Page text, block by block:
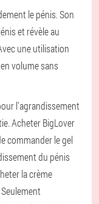
le pénis. Son
et révèle au
une utilisation
volume sans
l'agrandissement
Acheter BigLover
commander le gel
du pénis
la crème